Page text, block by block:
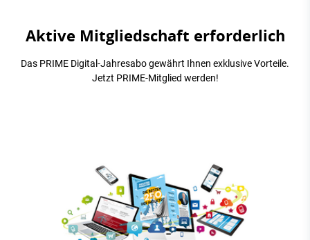
Aktive Mitgliedschaft erforderlich
Das PRIME Digital-Jahresabo gewährt Ihnen exklusive Vorteile.
Jetzt PRIME-Mitglied werden!